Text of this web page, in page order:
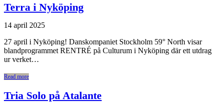
Terra i Nyköping
14 april 2025
27 april i Nyköping! Danskompaniet Stockholm 59° North visar
blandprogrammet RENTRÉ på Culturum i Nyköping där ett utdrag
ur verket…
Read more
Tria Solo på Atalante